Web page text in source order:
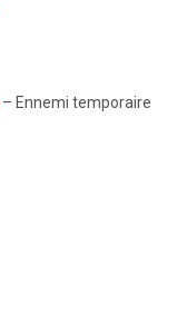
– Ennemi temporaire